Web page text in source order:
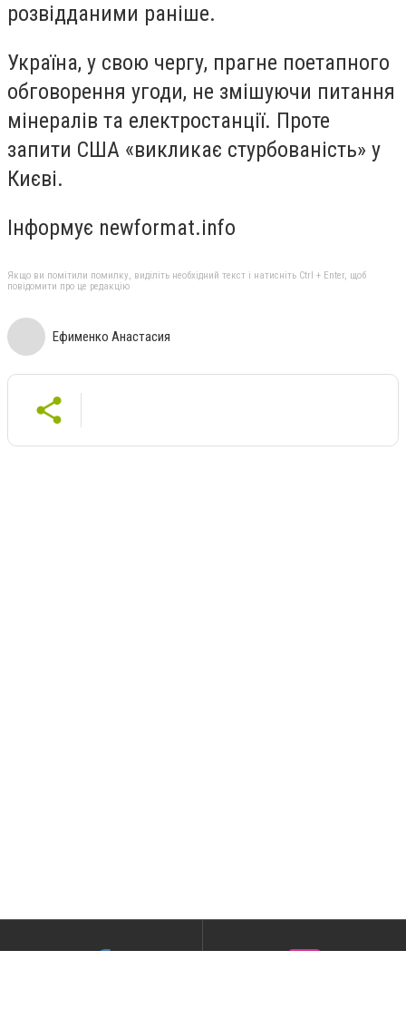
розвідданими раніше.
Україна, у свою чергу, прагне поетапного
обговорення угоди, не змішуючи питання
мінералів та електростанції. Проте
запити США «викликає стурбованість» у
Києві.
Інформує newformat.info
Якщо ви помітили помилку, виділіть необхідний текст і натисніть Ctrl + Enter, щоб
повідомити про це редакцію
Ефименко Анастасия